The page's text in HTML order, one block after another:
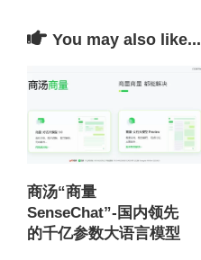
You may also like...
商汤“商量
SenseChat”-国内领先
的千亿参数大语言模型